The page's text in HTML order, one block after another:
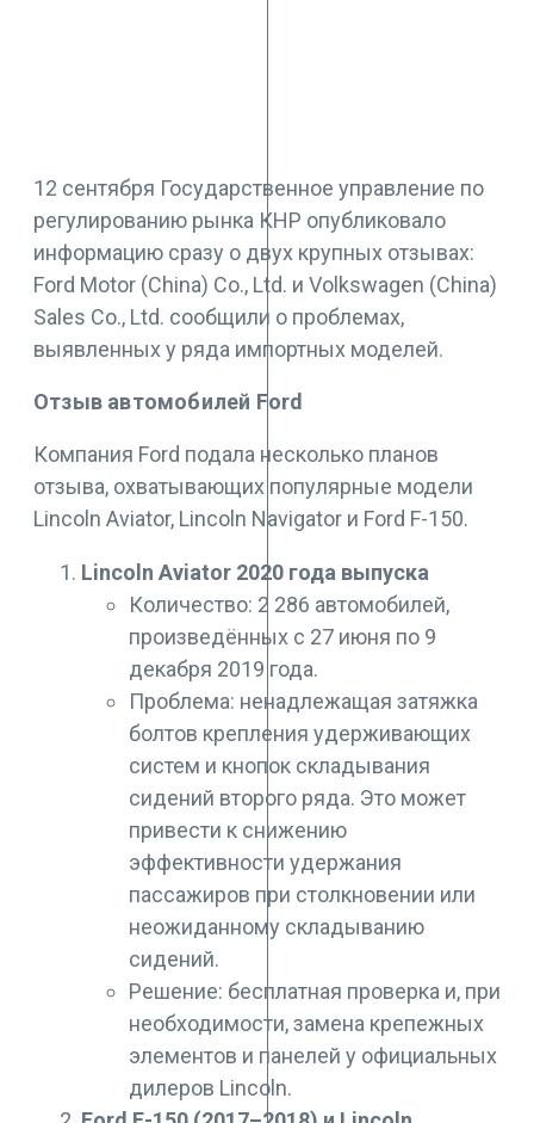
12 сентября Государственное управление по
регулированию рынка КНР опубликовало
информацию сразу о двух крупных отзывах:
Ford Motor (China) Co., Ltd. и Volkswagen (China)
Sales Co., Ltd. сообщили о проблемах,
выявленных у ряда импортных моделей.
Отзыв автомобилей Ford
Компания Ford подала несколько планов
отзыва, охватывающих популярные модели
Lincoln Aviator, Lincoln Navigator и Ford F-150.
Lincoln Aviator 2020 года выпуска
Количество: 2 286 автомобилей,
произведённых с 27 июня по 9
декабря 2019 года.
Проблема: ненадлежащая затяжка
болтов крепления удерживающих
систем и кнопок складывания
сидений второго ряда. Это может
привести к снижению
эффективности удержания
пассажиров при столкновении или
неожиданному складыванию
сидений.
Решение: бесплатная проверка и, при
необходимости, замена крепежных
элементов и панелей у официальных
дилеров Lincoln.